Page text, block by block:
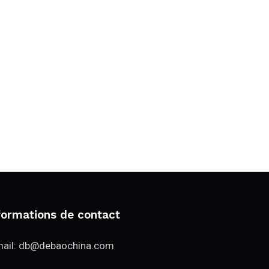
de contact
db@debaochina.com